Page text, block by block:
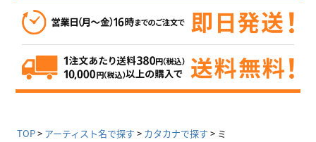
TOP アーティスト名で探す カタカナで探す ミ